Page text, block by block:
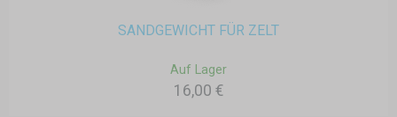
SANDGEWICHT FÜR ZELT
Auf Lager
16,00 €